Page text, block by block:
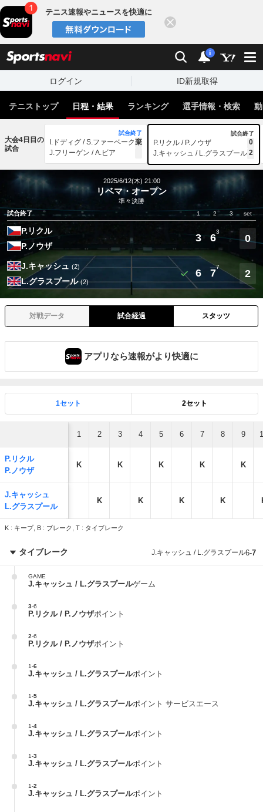
テニス速報やニュースを快適に
検索 通知
i
ログイン ID新規取得
テニストップ 日程・結果 ランキング 選手情報・検索
大会4日目の
試合
試合終了
I.ドディグ / S.ファーベーク棄
J.フリーゲン / A.ビア
試合終了
P.リクル / P.ノウザ
0
J.キャッシュ / L.グラスプール 2
2025/6/12(木) 21:00
リベマ・オープン
準々決勝
試合終了
1 2 3 set
P.リクル
P.ノウザ
3 6
3
0
J.キャッシュ (2)
L.グラスプール (2)
6 7
7
2
対戦データ 試合経過 スタッツ
アプリなら速報がより快適に
1セット 2セット
1 2 3 4 5 6 7 8 9
P.リクル
P.ノウザ
K K K K K
J.キャッシュ
L.グラスプール
K K K K
K : キープ, B : ブレーク, T : タイブレーク
タイブレーク J.キャッシュ / L.グラスプール6-7
GAME
J.キャッシュ / L.グラスプールゲーム
3-6
P.リクル / P.ノウザポイント
2-6
P.リクル / P.ノウザポイント
1-6
J.キャッシュ / L.グラスプールポイント
1-5
J.キャッシュ / L.グラスプールポイント サービスエース
1-4
J.キャッシュ / L.グラスプールポイント
1-3
J.キャッシュ / L.グラスプールポイント
1-2
J.キャッシュ / L.グラスプールポイント